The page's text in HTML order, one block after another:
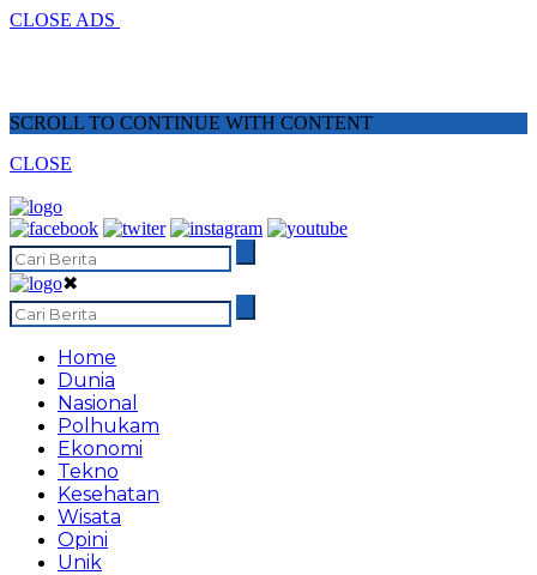
CLOSE ADS
SCROLL TO CONTINUE WITH CONTENT
CLOSE
✖
Home
Dunia
Nasional
Polhukam
Ekonomi
Tekno
Kesehatan
Wisata
Opini
Unik